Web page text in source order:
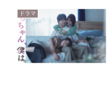
ドラマ